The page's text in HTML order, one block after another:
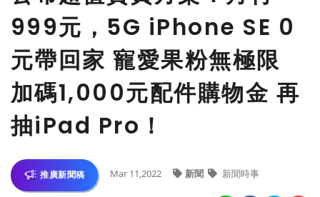
999元，5G iPhone SE 0
元帶回家 寵愛果粉無極限
加碼1,000元配件購物金 再
抽iPad Pro！
推廣新聞稿 Mar 11,2022 新聞 新聞時事